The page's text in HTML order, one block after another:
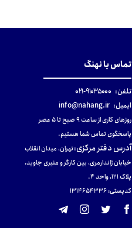
تماس با نهنگ
تلفن: ۹۱۰۳۵۰۰۰-۰۲۱
ایمیل: info@nahang.ir
روزهای کاری از ساعت ۹ صبح تا ۵ عصر
پاسخگوی تماس شما هستیم.
آدرس دفتر مرکزی:تهران، میدان انقلاب
خیابان ژاندارمری، بین کارگر و منیری جاوید،
پلاک 121، واحد ۴.
کدپستی: 131465433۶